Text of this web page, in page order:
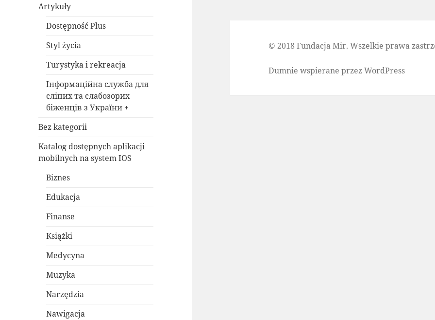
Artykuły
Dostępność Plus
Styl życia
Turystyka i rekreacja
Інформаційна служба для
сліпих та слабозорих
біженців з України +
Bez kategorii
Katalog dostępnych aplikacji
mobilnych na system IOS
Biznes
Edukacja
Finanse
Książki
Medycyna
Muzyka
Narzędzia
Nawigacja
© 2018 Fundacja Mir. Wszelkie prawa
Dumnie wspierane przez WordPress